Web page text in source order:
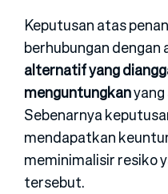
Keputusan atas
berhubungan dengan
alternatif yang
menguntungkan
Sebenarnya
mendapatkan
meminimalisir resiko
tersebut.